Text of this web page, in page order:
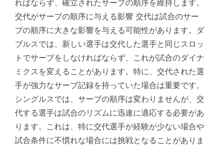
ればならず、確立されたサーブの順序を維持します。
交代がサーブの順序に与える影響 交代は試合のサー
ブの順序に大きな影響を与える可能性があります。ダ
ブルスでは、新しい選手は交代した選手と同じスロッ
トでサーブをしなければならず、これが試合のダイナ
ミクスを変えることがあります。特に、交代された選
手が強力なサーブ記録を持っていた場合は重要です。
シングルスでは、サーブの順序は変わりませんが、交
代する選手は試合のリズムに迅速に適応する必要があ
ります。これは、特に交代選手が経験が少ない場合や
試合条件に不慣れな場合には挑戦となることがありま